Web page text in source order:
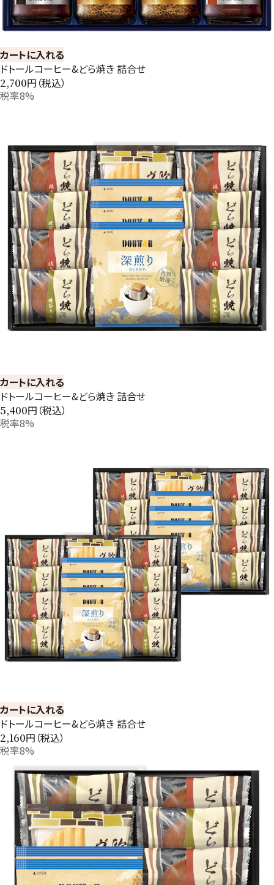
カートに入れる
ドトールコーヒー&どら焼き 詰合せ
2,700円（税込）
税率8%
カートに入れる
ドトールコーヒー&どら焼き 詰合せ
5,400円（税込）
税率8%
カートに入れる
ドトールコーヒー&どら焼き 詰合せ
2,160円（税込）
税率8%